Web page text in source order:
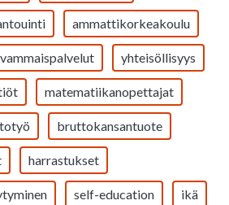
ammattikorkeakoulu
vammaispalvelut yhteisöllisyys
matematiikanopettajat
bruttokansantuote
harrastukset
self-education ikä